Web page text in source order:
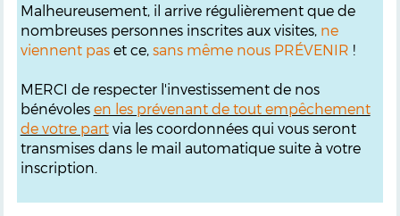
Malheureusement, il arrive régulièrement que de
nombreuses personnes inscrites aux visites, ne
viennent paset ce, sans même nous PRÉVENIR !
MERCI de respecter l'investissement de nos
bénévoles en les prévenant de tout empêchement
de votre partvia les coordonnées qui vous seront
transmises dans le mail automatique suite à votre
inscription.